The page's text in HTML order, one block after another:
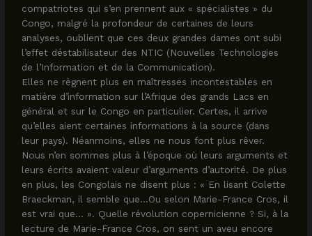
compatriotes qui s’en prennent aux « spécialistes » du
Congo, malgré la profondeur de certaines de leurs
analyses, oublient que ces deux grandes dames ont subi
l’effet déstabilisateur des NTIC (Nouvelles Technologies
de l’Information et de la Communication).
Elles ne règnent plus en maîtresses incontestables en
matière d’information sur l’Afrique des grands Lacs en
général et sur le Congo en particulier. Certes, il arrive
qu’elles aient certaines informations à la source (dans
leur pays). Néanmoins, elles ne nous font plus rêver.
Nous n’en sommes plus à l’époque où leurs arguments et
leurs écrits avaient valeur d’arguments d’autorité. De plus
en plus, les Congolais ne disent plus : « En lisant Colette
Braeckman, il semble que…Ou selon Marie-France Cros, il
est vrai que… ». Quelle révolution copernicienne ? Si, à la
lecture de Marie-France Cros, on sent un aveu encore